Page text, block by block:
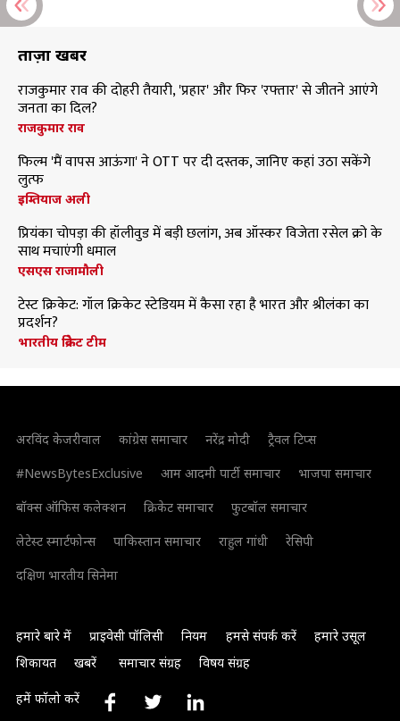
ताज़ा खबरें
राजकुमार राव की दोहरी तैयारी, 'प्रहार' और फिर 'रफ्तार' से जीतने आएंगे
जनता का दिल?
राजकुमार राव
फिल्म 'मैं वापस आऊंगा' ने OTT पर दी दस्तक, जानिए कहां उठा सकेंगे
लुत्फ
इम्तियाज अली
प्रियंका चोपड़ा की हॉलीवुड में बड़ी छलांग, अब ऑस्कर विजेता रसेल क्रो के
साथ मचाएंगी धमाल
एसएस राजामौली
टेस्ट क्रिकेट: गॉल क्रिकेट स्टेडियम में कैसा रहा है भारत और श्रीलंका का
प्रदर्शन?
भारतीय क्रिकेट टीम
अरविंद केजरीवाल कांग्रेस समाचार नरेंद्र मोदी
ट्रैवल टिप्स
#NewsBytesExclusive
आम आदमी पार्टी समाचार
भाजपा समाचार
बॉक्स ऑफिस कलेक्शन
क्रिकेट समाचार
फुटबॉल समाचार
लेटेस्ट स्मार्टफोन्स
पाकिस्तान समाचार राहुल गांधी
रेसिपी
दक्षिण भारतीय सिनेमा
हमारे बारे में प्राइवेसी पॉलिसी नियम हमसे संपर्क करें
हमारे उसूल
शिकायत
खबरें समाचार संग्रह विषय संग्रह
हमें फॉलो करें